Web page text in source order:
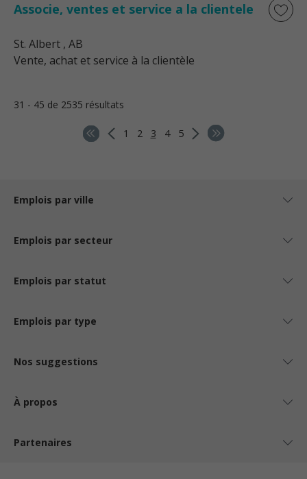
Associe, ventes et service a la clientele
St. Albert , AB
Vente, achat et service à la clientèle
31 - 45 de 2535 résultats
1 2 3 4 5
Emplois par ville
Emplois par secteur
Emplois par statut
Emplois par type
Nos suggestions
À propos
Partenaires